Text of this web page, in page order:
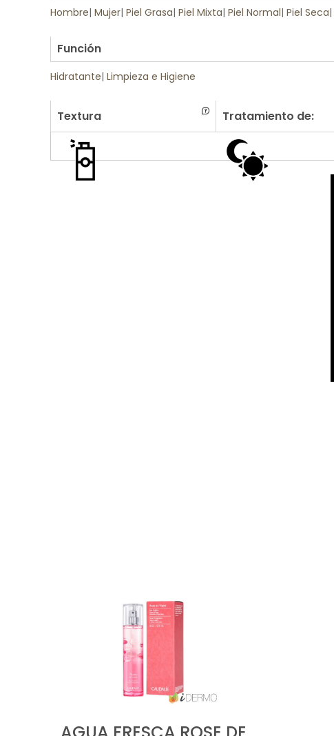
Hombre| Mujer| Piel Grasa| Piel Mixta| Piel Normal| Piel Seca|
Función
Hidratante| Limpieza e Higiene
Textura Tratamiento de: